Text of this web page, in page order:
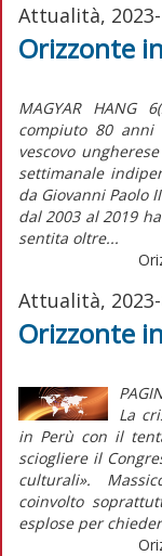
Attualità,
Orizzonte
MAGYAR HANG
compiuto 80 anni
vescovo
settimanale
da Giovanni Paolo
dal 2003 al 2019
sentita oltre...
Attualità,
Orizzonte
La
in Perù con il
sciogliere il
culturali».
coinvolto
esplose per